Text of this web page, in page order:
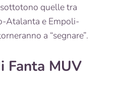
quelle tra
Atalanta e Empoli-
a “segnare”.
Fanta MUV